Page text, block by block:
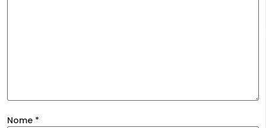
Nome *